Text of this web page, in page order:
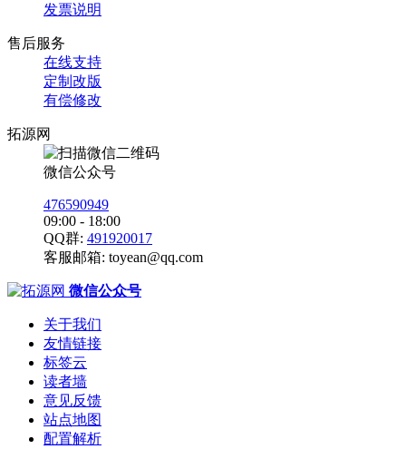
发票说明
售后服务
在线支持
定制改版
有偿修改
拓源网
微信公众号
476590949
09:00 - 18:00
QQ群: 491920017
客服邮箱: toyean@qq.com
微信公众号
关于我们
友情链接
标签云
读者墙
意见反馈
站点地图
配置解析